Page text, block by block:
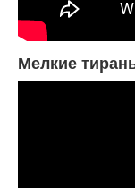
Мелкие